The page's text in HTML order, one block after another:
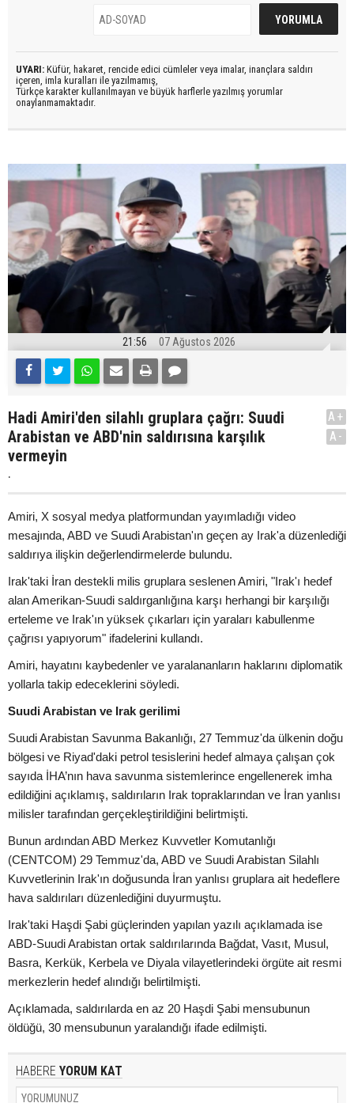
UYARI: Küfür, hakaret, rencide edici cümleler veya imalar, inançlara saldırı
içeren, imla kuralları ile yazılmamış,
Türkçe karakter kullanılmayan ve büyük harflerle yazılmış yorumlar
onaylanmamaktadır.
21:56 07 Ağustos 2026
Hadi Amiri'den silahlı gruplara çağrı: Suudi
Arabistan ve ABD'nin saldırısına karşılık
vermeyin
.
A+
A-
Amiri, X sosyal medya platformundan yayımladığı video
mesajında, ABD ve Suudi Arabistan'ın geçen ay Irak'a düzenlediği
saldırıya ilişkin değerlendirmelerde bulundu.
Irak'taki İran destekli milis gruplara seslenen Amiri, "Irak'ı hedef
alan Amerikan-Suudi saldırganlığına karşı herhangi bir karşılığı
erteleme ve Irak'ın yüksek çıkarları için yaraları kabullenme
çağrısı yapıyorum" ifadelerini kullandı.
Amiri, hayatını kaybedenler ve yaralananların haklarını diplomatik
yollarla takip edeceklerini söyledi.
Suudi Arabistan ve Irak gerilimi
Suudi Arabistan Savunma Bakanlığı, 27 Temmuz'da ülkenin doğu
bölgesi ve Riyad'daki petrol tesislerini hedef almaya çalışan çok
sayıda İHA’nın hava savunma sistemlerince engellenerek imha
edildiğini açıklamış, saldırıların Irak topraklarından ve İran yanlısı
milisler tarafından gerçekleştirildiğini belirtmişti.
Bunun ardından ABD Merkez Kuvvetler Komutanlığı
(CENTCOM) 29 Temmuz'da, ABD ve Suudi Arabistan Silahlı
Kuvvetlerinin Irak'ın doğusunda İran yanlısı gruplara ait hedeflere
hava saldırıları düzenlediğini duyurmuştu.
Irak'taki Haşdi Şabi güçlerinden yapılan yazılı açıklamada ise
ABD-Suudi Arabistan ortak saldırılarında Bağdat, Vasıt, Musul,
Basra, Kerkük, Kerbela ve Diyala vilayetlerindeki örgüte ait resmi
merkezlerin hedef alındığı belirtilmişti.
Açıklamada, saldırılarda en az 20 Haşdi Şabi mensubunun
öldüğü, 30 mensubunun yaralandığı ifade edilmişti.
HABERE YORUM KAT